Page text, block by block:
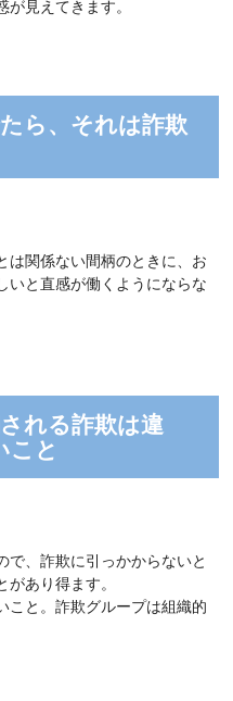
見えてきます。
ら、それは詐欺
は関係ない間柄のときに、お
いと直感が働くようにならな
れる詐欺は違
こと
で、詐欺に引っかからないと
あり得ます。
こと。詐欺グループは組織的